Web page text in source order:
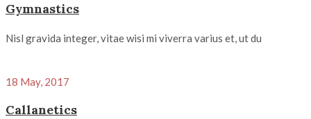
Gymnastics
Nisl gravida integer, vitae wisi mi viverra varius et, ut du
18 May, 2017
Callanetics